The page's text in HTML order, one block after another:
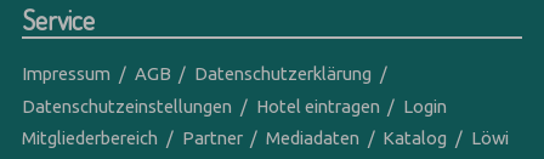
Service
Impressum AGB
Datenschutzerklärung
Datenschutzeinstellungen
Hotel eintragen
Login
Mitgliederbereich
Partner Mediadaten Katalog
Löwi